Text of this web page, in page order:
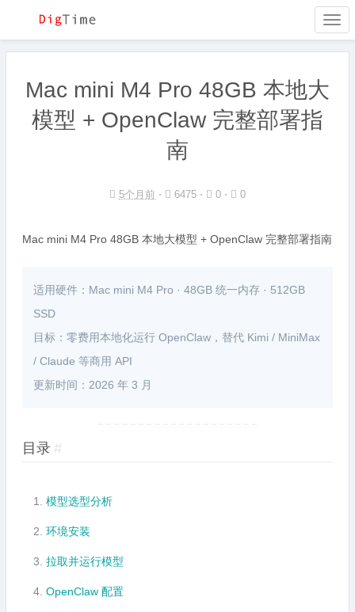
Mac mini M4 Pro 48GB 本地大
模型 + OpenClaw 完整部署指
南
5个月前 ⋅ 6475 ⋅ 0 ⋅ 0
Mac mini M4 Pro 48GB 本地大模型 + OpenClaw 完整部署指南
适用硬件：Mac mini M4 Pro · 48GB 统一内存 · 512GB
SSD
目标：零费用本地化运行 OpenClaw，替代 Kimi / MiniMax
/ Claude 等商用 API
更新时间：2026 年 3 月
目录 #
模型选型分析
环境安装
拉取并运行模型
OpenClaw 配置